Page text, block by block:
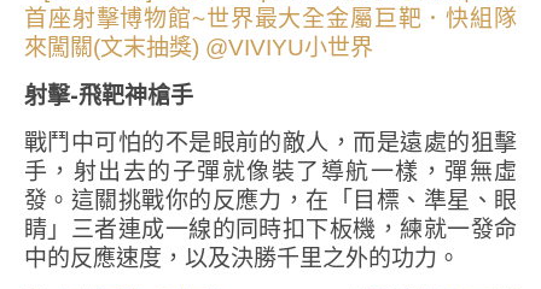
射擊-飛靶神槍手
戰鬥中可怕的不是眼前的敵人，而是遠處的狙擊
手，射出去的子彈就像裝了導航一樣，彈無虛
發。這關挑戰你的反應力，在「目標、準星、眼
睛」三者連成一線的同時扣下板機，練就一發命
中的反應速度，以及決勝千里之外的功力。